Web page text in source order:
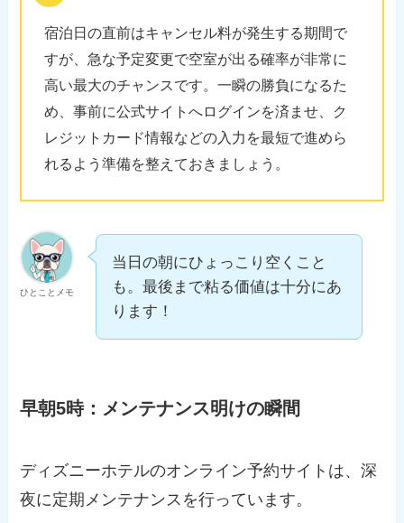
宿泊日の直前はキャンセル料が発生する期間で
すが、急な予定変更で空室が出る確率が非常に
高い最大のチャンスです。一瞬の勝負になるた
め、事前に公式サイトへログインを済ませ、ク
レジットカード情報などの入力を最短で進めら
れるよう準備を整えておきましょう。
ひとことメモ
当日の朝にひょっこり空くこと
も。最後まで粘る価値は十分にあ
ります！
早朝5時：メンテナンス明けの瞬間
ディズニーホテルのオンライン予約サイトは、深
夜に定期メンテナンスを行っています。